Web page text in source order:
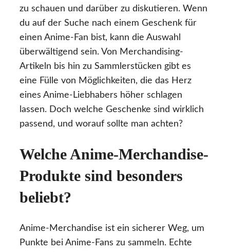
zu schauen und darüber zu diskutieren. Wenn
du auf der Suche nach einem Geschenk für
einen Anime-Fan bist, kann die Auswahl
überwältigend sein. Von Merchandising-
Artikeln bis hin zu Sammlerstücken gibt es
eine Fülle von Möglichkeiten, die das Herz
eines Anime-Liebhabers höher schlagen
lassen. Doch welche Geschenke sind wirklich
passend, und worauf sollte man achten?
Welche Anime-Merchandise-
Produkte sind besonders
beliebt?
Anime-Merchandise ist ein sicherer Weg, um
Punkte bei Anime-Fans zu sammeln. Echte